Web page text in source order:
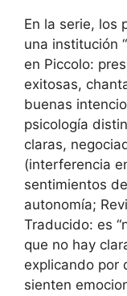
En la serie, los
una institución
en Piccolo:
exitosas,
buenas
psicología
claras,
(interferencia
sentimientos
autonomía;
Traducido: es
que no hay
explicando por
sienten